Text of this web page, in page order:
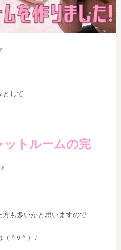
として
ットルームの完
も多いかと思いますので
＾ν＾）♪